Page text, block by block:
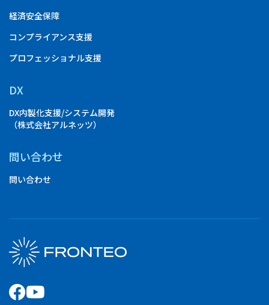
経済安全保障
コンプライアンス支援
プロフェッショナル支援
DX
DX内製化支援/システム開発
（株式会社アルネッツ）
問い合わせ
問い合わせ